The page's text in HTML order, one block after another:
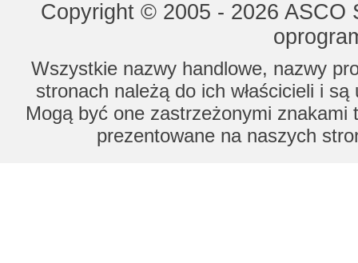
Copyright © 2005 - 2026
Wszystkie nazwy handlowe, nazwy
stronach należą do ich właścicieli i
Mogą być one zastrzeżonymi znakami
prezentowane na naszych